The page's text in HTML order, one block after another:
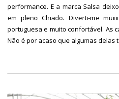
performance. E a marca Salsa
em pleno Chiado. Diverti-me
portuguesa e muito confortável. As
Não é por acaso que algumas delas